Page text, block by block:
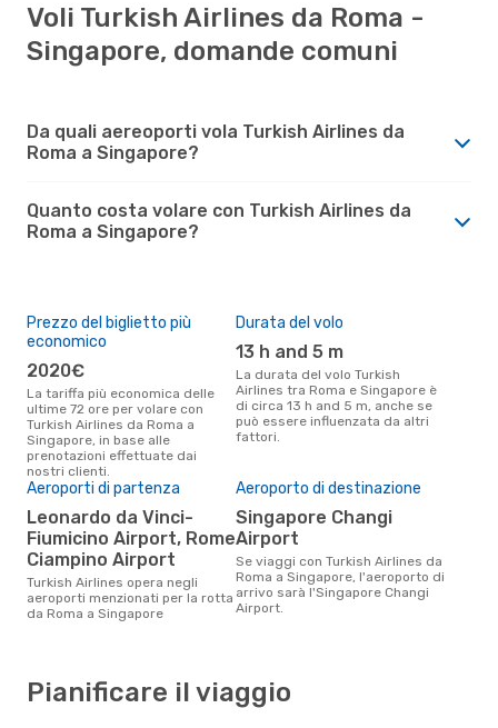
Voli Turkish Airlines da Roma -
Singapore, domande comuni
Da quali aereoporti vola Turkish Airlines da
Roma a Singapore?
Quanto costa volare con Turkish Airlines da
Roma a Singapore?
Prezzo del biglietto più
economico
2020€
La tariffa più economica delle
ultime 72 ore per volare con
Turkish Airlines da Roma a
Singapore, in base alle
prenotazioni effettuate dai
nostri clienti.
Durata del volo
13 h and 5 m
La durata del volo Turkish
Airlines tra Roma e Singapore è
di circa 13 h and 5 m, anche se
può essere influenzata da altri
fattori.
Aeroporti di partenza
Leonardo da Vinci-
Fiumicino Airport, Rome
Ciampino Airport
Turkish Airlines opera negli
aeroporti menzionati per la rotta
da Roma a Singapore
Aeroporto di destinazione
Singapore Changi
Airport
Se viaggi con Turkish Airlines da
Roma a Singapore, l'aeroporto di
arrivo sarà l'Singapore Changi
Airport.
Pianificare il viaggio